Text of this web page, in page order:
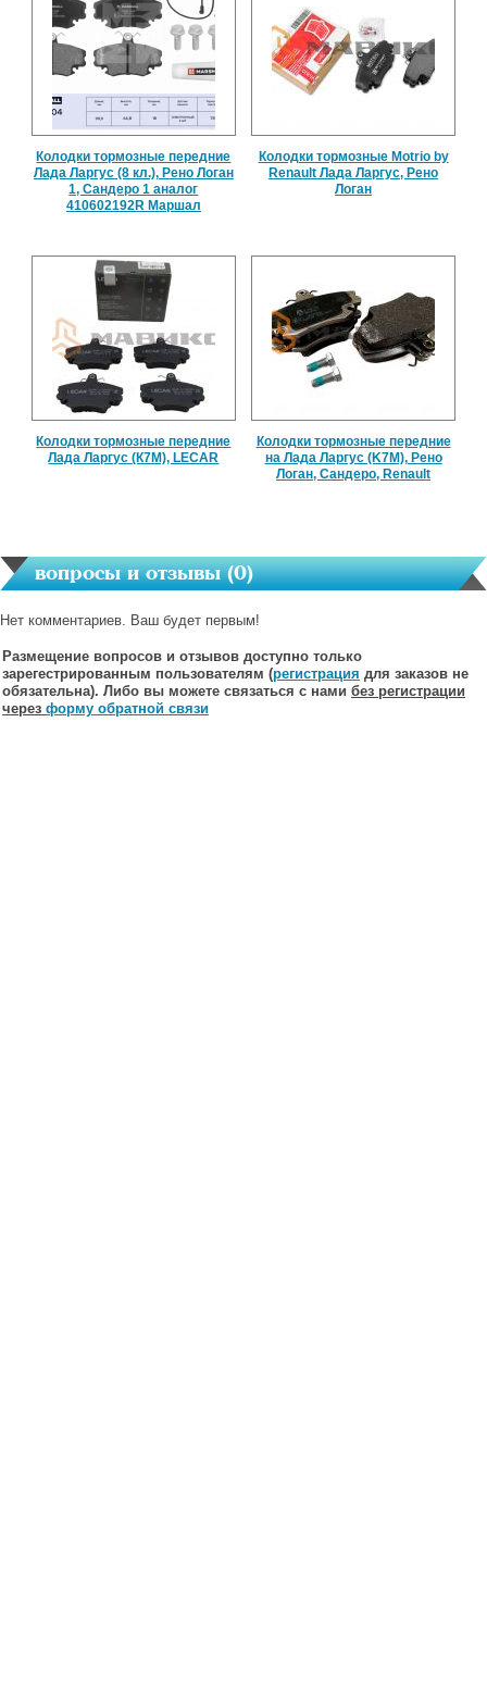
Колодки тормозные передние
Лада Ларгус (8 кл.), Рено Логан
1, Сандеро 1 аналог
410602192R Маршал
Колодки тормозные Motrio by
Renault Лада Ларгус, Рено
Логан
Колодки тормозные передние
Лада Ларгус (К7М), LECAR
Колодки тормозные передние
на Лада Ларгус (K7M), Рено
Логан, Сандеро, Renault
вопросы и отзывы (0)
Нет комментариев. Ваш будет первым!
Размещение вопросов и отзывов доступно только
зарегестрированным пользователям (регистрация для заказов не
обязательна). Либо вы можете связаться с нами без регистрации
через форму обратной связи